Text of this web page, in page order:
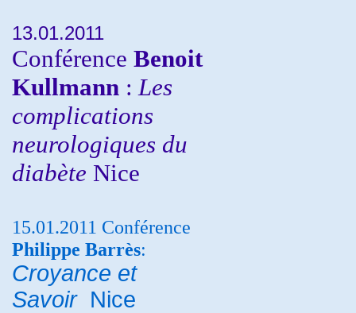
13.01.2011
Conférence Benoit
Kullmann : Les
complications
neurologiques du
diabète Nice
15.01.2011 Conférence
Philippe Barrès:
Croyance et
Savoir Nice